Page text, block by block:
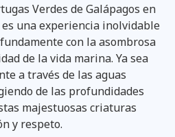
Verdes de Galápagos en
una experiencia inolvidable
con la asombrosa
de la vida marina. Ya sea
a través de las aguas
de las profundidades
majestuosas criaturas
y respeto.